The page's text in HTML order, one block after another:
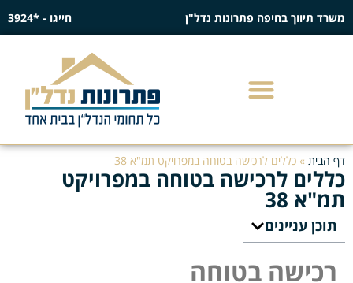
משרד תיווך בחיפה פתרונות נדל"ן חייגו - *3924
דף הבית » כללים לרכישה בטוחה במפרויקט תמ"א 38
כללים לרכישה בטוחה במפרויקט
תמ"א 38
תוכן עניינים
רכישה בטוחה